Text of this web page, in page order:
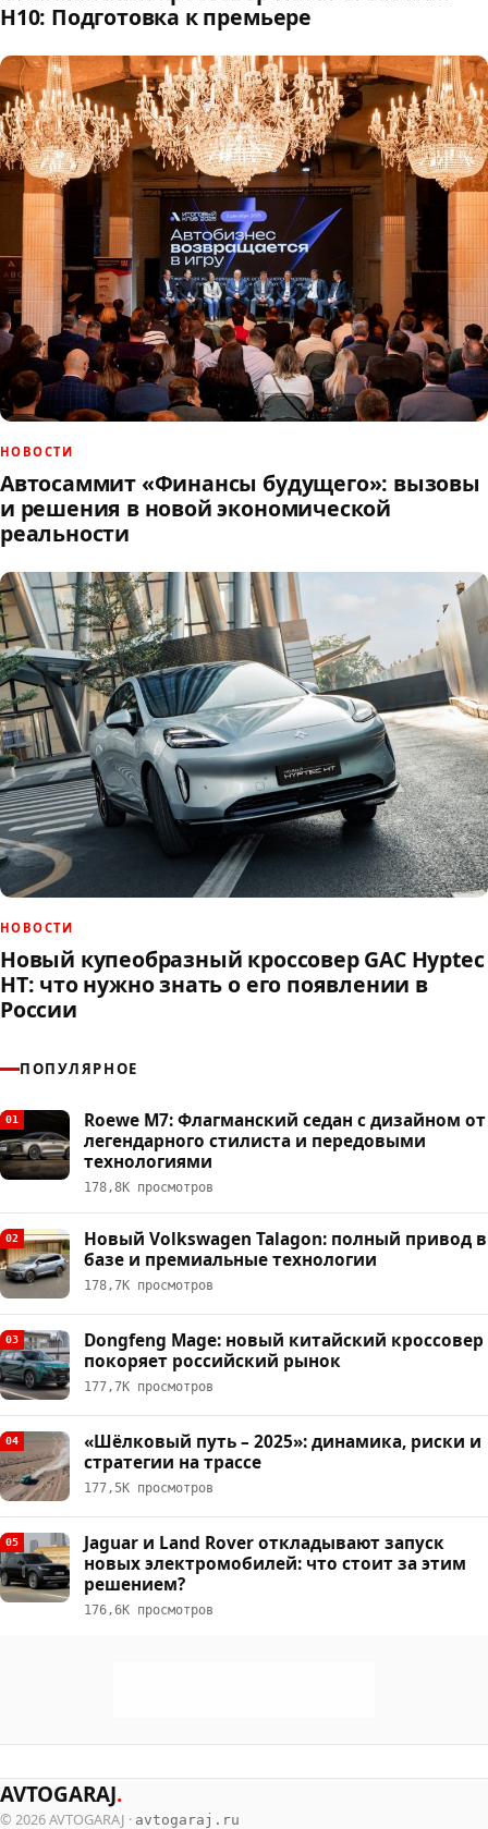
H10: Подготовка к премьере
НОВОСТИ
Автосаммит «Финансы будущего»: вызовы
и решения в новой экономической
реальности
НОВОСТИ
Новый купеобразный кроссовер GAC Hyptec
HT: что нужно знать о его появлении в
России
ПОПУЛЯРНОЕ
01
Roewe M7: Флагманский седан с дизайном от
легендарного стилиста и передовыми
технологиями
178,8К просмотров
02
Новый Volkswagen Talagon: полный привод в
базе и премиальные технологии
178,7К просмотров
03
Dongfeng Mage: новый китайский кроссовер
покоряет российский рынок
177,7К просмотров
04
«Шёлковый путь – 2025»: динамика, риски и
стратегии на трассе
177,5К просмотров
05
Jaguar и Land Rover откладывают запуск
новых электромобилей: что стоит за этим
решением?
176,6К просмотров
AVTOGARAJ.
© 2026 AVTOGARAJ · avtogaraj.ru